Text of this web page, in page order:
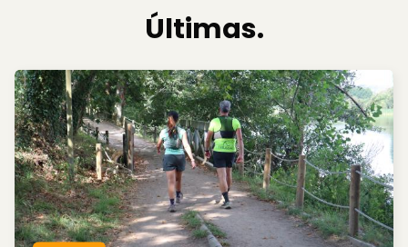
Últimas.